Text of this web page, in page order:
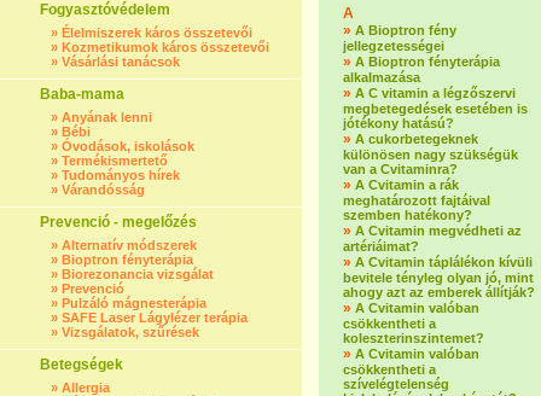
Fogyasztóvédelem
» Élelmiszerek káros összetevői
» Kozmetikumok káros összetevői
» Vásárlási tanácsok
Baba-mama
» Anyának lenni
» Bébi
» Óvodások, iskolások
» Termékismertető
» Tudományos hírek
» Várandósság
Prevenció - megelőzés
» Alternatív módszerek
» Bioptron fényterápia
» Biorezonancia vizsgálat
» Prevenció
» Pulzáló mágnesterápia
» SAFE Laser Lágylézer terápia
» Vizsgálatok, szűrések
Betegségek
» Allergia
A
» A Bioptron fény
jellegzetességei
» A Bioptron fényterápia
alkalmazása
» A C vitamin a légzőszervi
megbetegedések esetében is
jótékony hatású?
» A cukorbetegeknek
különösen nagy szükségük
van a Cvitaminra?
» A Cvitamin a rák
meghatározott fajtáival
szemben hatékony?
» A Cvitamin megvédheti az
artériáimat?
» A Cvitamin táplálékon kívüli
bevitele tényleg olyan jó, mint
ahogy azt az emberek állítják?
» A Cvitamin valóban
csökkentheti a
koleszterinszintemet?
» A Cvitamin valóban
csökkentheti a
szívelégtelenség